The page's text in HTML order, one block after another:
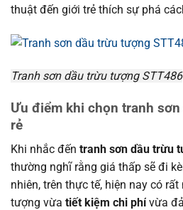
thuật đến giới trẻ thích sự phá
Tranh sơn dầu trừu tượng STT486
Ưu điểm khi chọn tranh
rẻ
Khi nhắc đến tranh sơn dầu trừu
thường nghĩ rằng giá thấp sẽ đi
nhiên, trên thực tế, hiện nay có
tượng vừa tiết kiệm chi phí vừa